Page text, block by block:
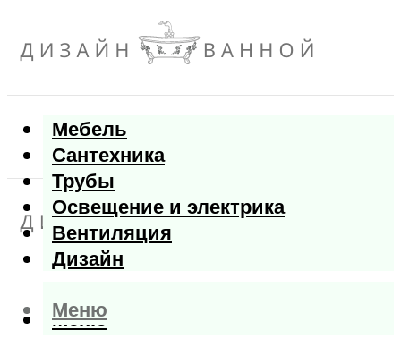
Мебель
Сантехника
Трубы
Освещение и электрика
Вентиляция
Дизайн
Меню
Меню